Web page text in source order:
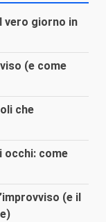
vero giorno in
(e come
che
occhi: come
(e il